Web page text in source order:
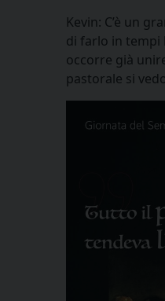
Kevin: C’è un
di farlo in tempi
occorre già
pastorale si